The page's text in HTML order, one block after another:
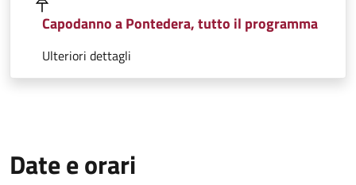
Capodanno a Pontedera, tutto il programma
Ulteriori dettagli
Date e orari